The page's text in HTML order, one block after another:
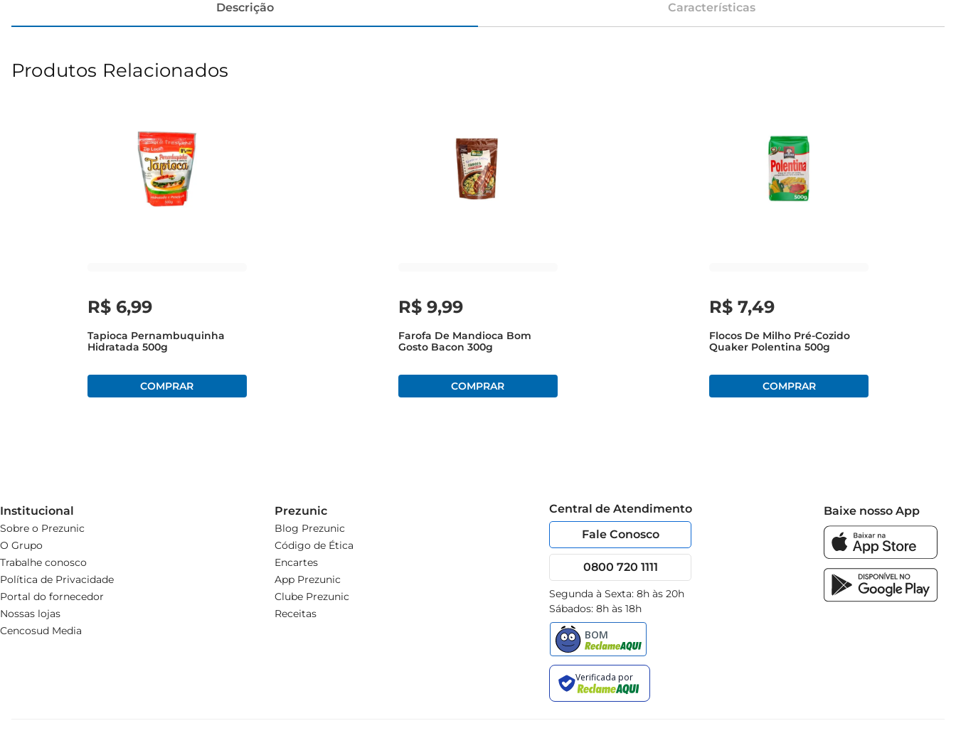
Descrição Características
Produtos Relacionados
R$ 6,99
Tapioca Pernambuquinha
Hidratada 500g
R$ 9,99
Farofa De Mandioca Bom
Gosto Bacon 300g
R$ 7,49
Flocos De Milho Pré-Cozido
Quaker Polentina 500g
Institucional
Sobre o Prezunic
O Grupo
Trabalhe conosco
Política de Privacidade
Portal do fornecedor
Nossas lojas
Cencosud Media
Prezunic
Blog Prezunic
Código de Ética
Encartes
App Prezunic
Clube Prezunic
Receitas
Central de Atendimento
Fale Conosco
0800 720 1111
Segunda à Sexta: 8h às 20h
Sábados: 8h às 18h
Baixe nosso App